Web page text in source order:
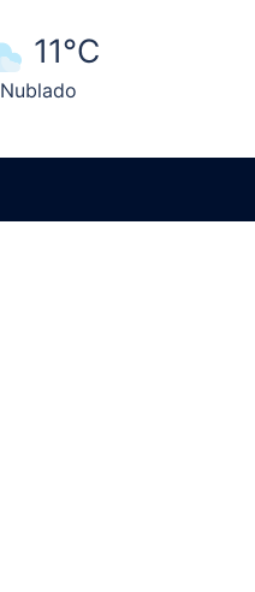
11°C
Nublado